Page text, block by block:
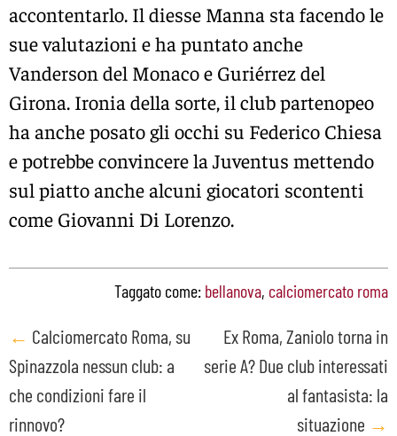
accontentarlo. Il diesse Manna sta facendo le
sue valutazioni e ha puntato anche
Vanderson del Monaco e Guriérrez del
Girona. Ironia della sorte, il club partenopeo
ha anche posato gli occhi su Federico Chiesa
e potrebbe convincere la Juventus mettendo
sul piatto anche alcuni giocatori scontenti
come Giovanni Di Lorenzo.
Taggato come: bellanova, calciomercato roma
Post
navigation
← Calciomercato Roma, su
Spinazzola nessun club: a
che condizioni fare il
rinnovo?
Ex Roma, Zaniolo torna in
serie A? Due club interessati
al fantasista: la
situazione →